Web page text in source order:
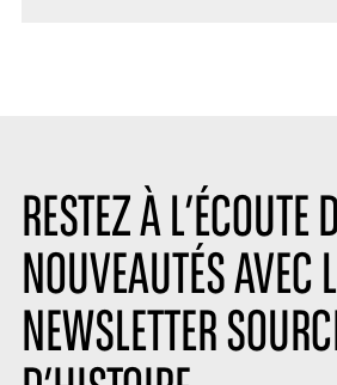
RESTEZ À L’ÉCOUTE
NOUVEAUTÉS AVEC
NEWSLETTER